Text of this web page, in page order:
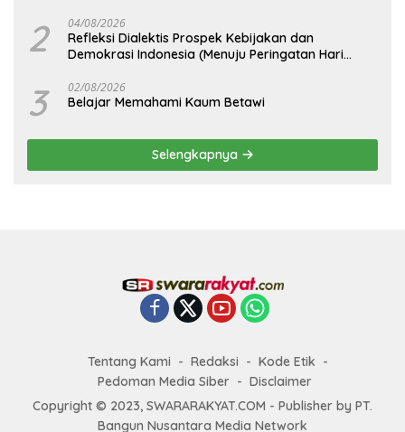
2 04/08/2026
Refleksi Dialektis Prospek Kebijakan dan
Demokrasi Indonesia (Menuju Peringatan Hari
3 02/08/2026
Belajar Memahami Kaum Betawi
Selengkapnya
Tentang Kami Redaksi
Kode Etik
Pedoman Media Siber
Disclaimer
Copyright © 2023, SWARARAKYAT.COM - Publisher by PT.
Bangun Nusantara Media Network